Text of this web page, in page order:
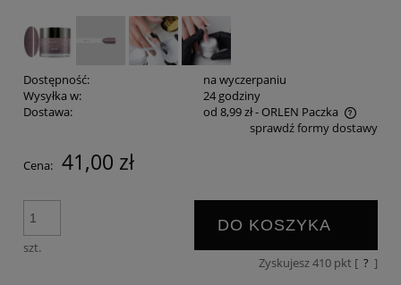
Dostępność:
na wyczerpaniu
Wysyłka w:
24 godziny
Dostawa:
od 8,99 zł- ORLEN Paczka
Cena nie zawiera ewentualnych kosztów płatnościsprawdź formy dostawy
Cena: 41,00 zł
szt.
DO KOSZYKA
Zyskujesz410pkt [ ? ]